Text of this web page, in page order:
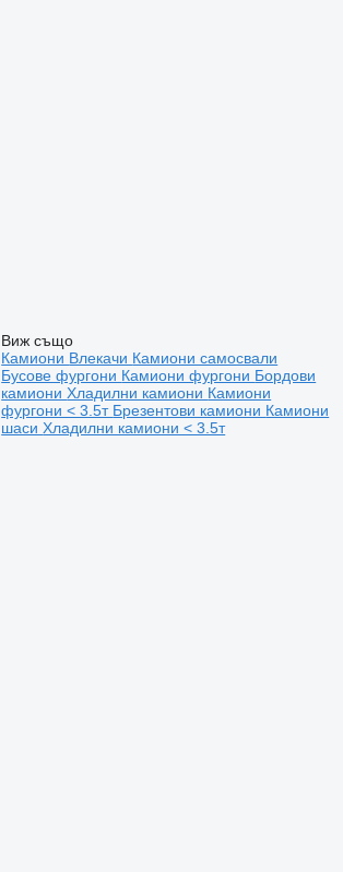
Виж също
Камиони Влекачи Камиони самосвали
Бусове фургони Камиони фургони Бордови
камиониХладилни камиони Камиони
фургони < 3.5т Брезентови камиони Камиони
шасиХладилни камиони < 3.5т